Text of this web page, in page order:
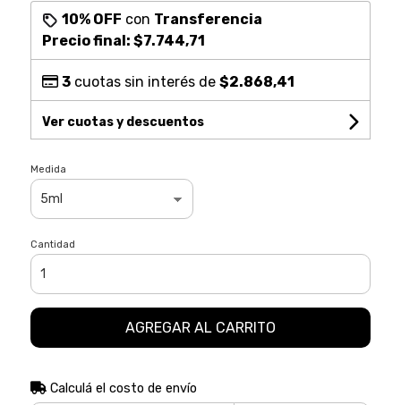
10% OFF con Transferencia
Precio final: $7.744,71
3cuotas sin interés de $2.868,41
Ver cuotas y descuentos
Medida
Cantidad
AGREGAR AL CARRITO
Calculá el costo de envío